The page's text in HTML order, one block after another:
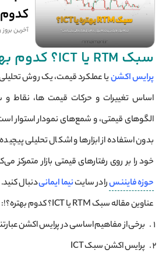
کدوم
آخرین
سبک RTM یا ICT؟ کدوم بهتره؟!
پرایس اکشنیا عملکرد قیمت، یک روش
اساس تغییرات و حرکات قیمت ها، نقاط و
الگوهای قیمتی، و شمع‌های نمودار استوار
بدون استفاده از ابزارها و اشکال تحلیلی
خود را بر روی رفتارهای قیمتی بازار متمرکز
حوزهفایننسرا در سایتنیما ایمانیدنبال کنید.
عناوین مقاله سبک RTM یا ICT؟ کدوم بهتره؟!:
برخی از مفاهیم اساسی در پرایس اکشن
پرایس اکشن سبک ICT